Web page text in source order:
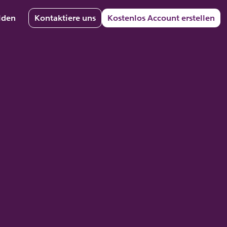
Kontaktiere uns Kostenlos Account erstellen